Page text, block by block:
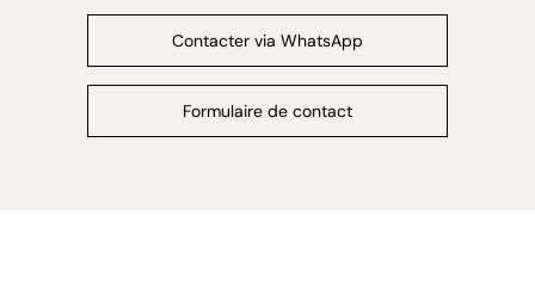
Contacter via WhatsApp
Formulaire de contact